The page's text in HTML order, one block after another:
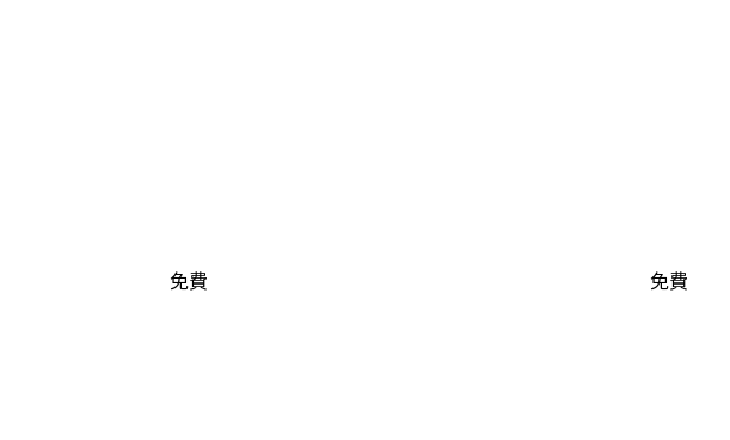
免費 免費